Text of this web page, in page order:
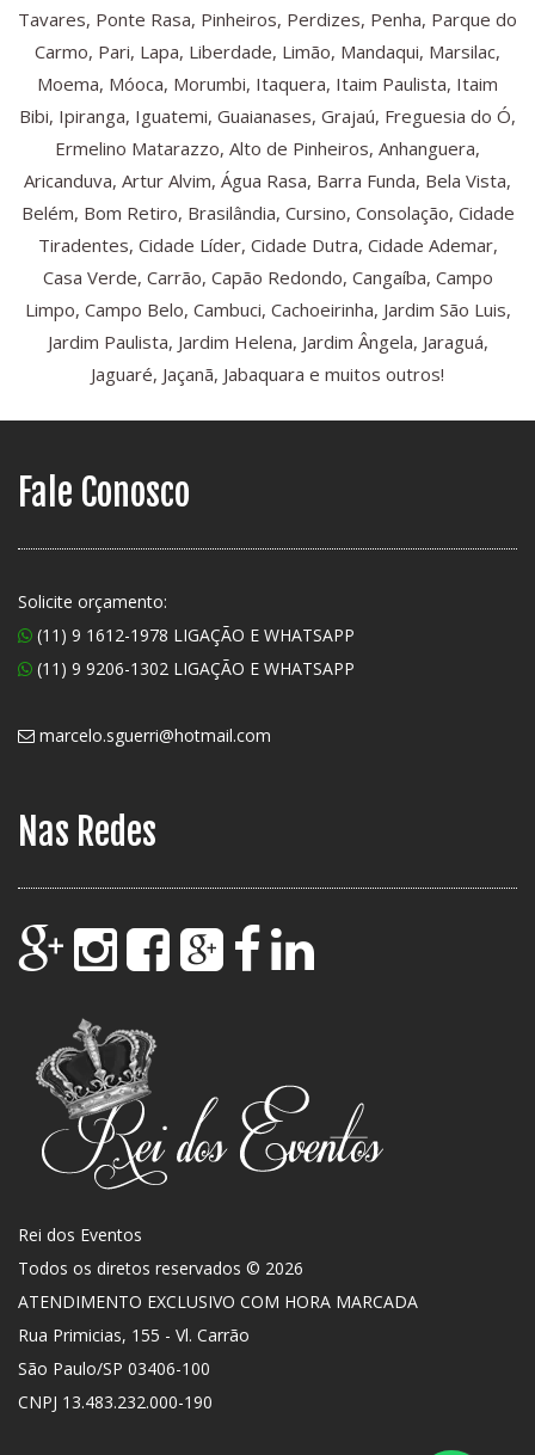
Tavares, Ponte Rasa, Pinheiros, Perdizes, Penha, Parque do
Carmo, Pari, Lapa, Liberdade, Limão, Mandaqui, Marsilac,
Moema, Móoca, Morumbi, Itaquera, Itaim Paulista, Itaim
Bibi, Ipiranga, Iguatemi, Guaianases, Grajaú, Freguesia do Ó,
Ermelino Matarazzo, Alto de Pinheiros, Anhanguera,
Aricanduva, Artur Alvim, Água Rasa, Barra Funda, Bela Vista,
Belém, Bom Retiro, Brasilândia, Cursino, Consolação, Cidade
Tiradentes, Cidade Líder, Cidade Dutra, Cidade Ademar,
Casa Verde, Carrão, Capão Redondo, Cangaíba, Campo
Limpo, Campo Belo, Cambuci, Cachoeirinha, Jardim São Luis,
Jardim Paulista, Jardim Helena, Jardim Ângela, Jaraguá,
Jaguaré, Jaçanã, Jabaquara e muitos outros!
Fale Conosco
Solicite orçamento:
(11) 9 1612-1978 LIGAÇÃO E WHATSAPP
(11) 9 9206-1302 LIGAÇÃO E WHATSAPP
marcelo.sguerri@hotmail.com
Nas Redes
Rei dos Eventos
Todos os diretos reservados © 2026
ATENDIMENTO EXCLUSIVO COM HORA MARCADA
Rua Primicias, 155 - Vl. Carrão
São Paulo/SP 03406-100
CNPJ 13.483.232.000-190